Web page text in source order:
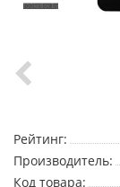
Рейтинг:
Производитель:
Код товара: